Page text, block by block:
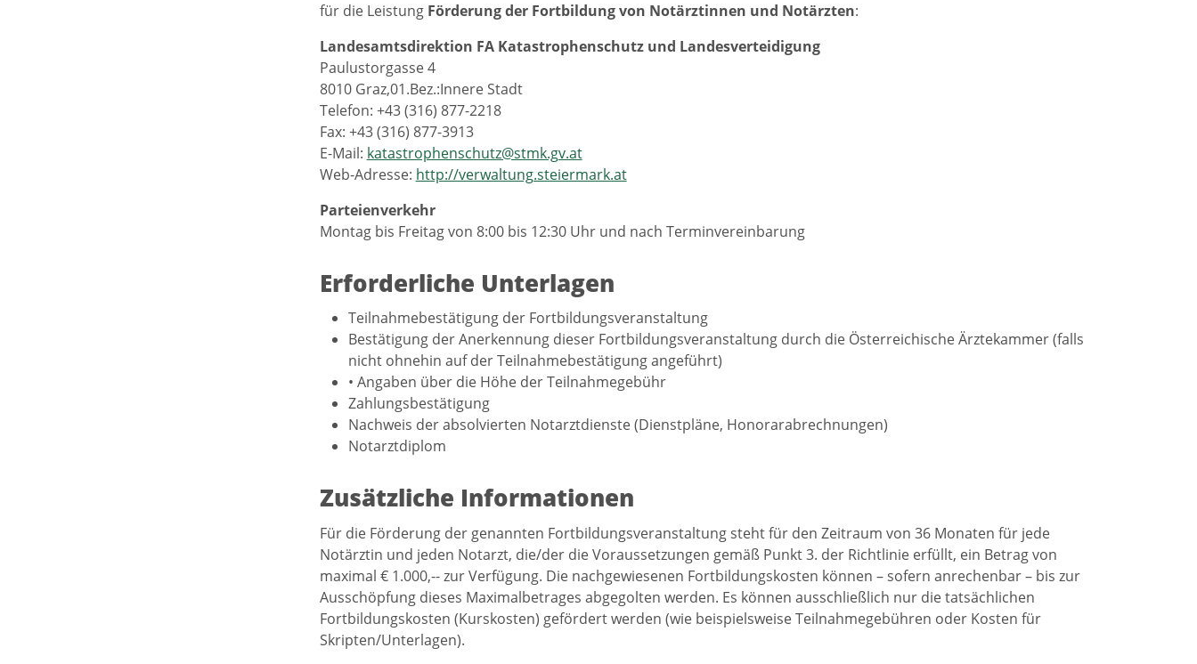
für die Leistung Förderung der Fortbildung von Notärztinnen und Notärzten:
Landesamtsdirektion FA Katastrophenschutz und Landesverteidigung
Paulustorgasse 4
8010 Graz,01.Bez.:Innere Stadt
Telefon: +43 (316) 877-2218
Fax: +43 (316) 877-3913
E-Mail: katastrophenschutz@stmk.gv.at
Web-Adresse: http://verwaltung.steiermark.at
Parteienverkehr
Montag bis Freitag von 8:00 bis 12:30 Uhr und nach Terminvereinbarung
Erforderliche Unterlagen
Teilnahmebestätigung der Fortbildungsveranstaltung
Bestätigung der Anerkennung dieser Fortbildungsveranstaltung durch die Österreichische Ärztekammer (falls
nicht ohnehin auf der Teilnahmebestätigung angeführt)
• Angaben über die Höhe der Teilnahmegebühr
Zahlungsbestätigung
Nachweis der absolvierten Notarztdienste (Dienstpläne, Honorarabrechnungen)
Notarztdiplom
Zusätzliche Informationen
Für die Förderung der genannten Fortbildungsveranstaltung steht für den Zeitraum von 36 Monaten für jede
Notärztin und jeden Notarzt, die/der die Voraussetzungen gemäß Punkt 3. der Richtlinie erfüllt, ein Betrag von
maximal € 1.000,-- zur Verfügung. Die nachgewiesenen Fortbildungskosten können – sofern anrechenbar – bis zur
Ausschöpfung dieses Maximalbetrages abgegolten werden. Es können ausschließlich nur die tatsächlichen
Fortbildungskosten (Kurskosten) gefördert werden (wie beispielsweise Teilnahmegebühren oder Kosten für
Skripten/Unterlagen).